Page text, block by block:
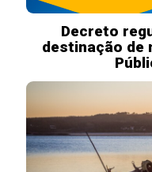
Decreto
destinação de